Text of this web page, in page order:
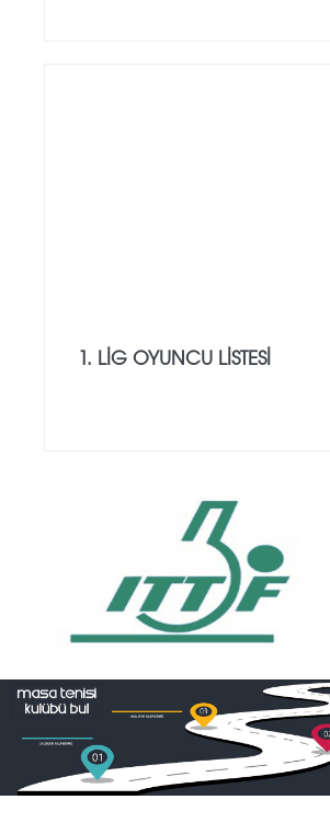
1. LIG OYUNCU LISTESI